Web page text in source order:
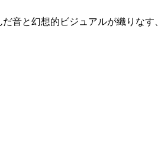
音と幻想的ビジュアルが織りな